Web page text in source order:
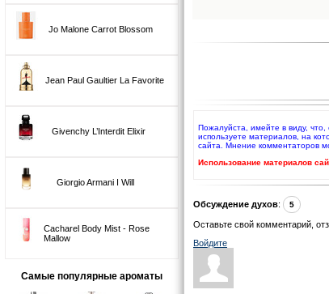
Jo Malone Carrot Blossom
Jean Paul Gaultier La Favorite
Givenchy L’Interdit Elixir
Giorgio Armani I Will
Cacharel Body Mist - Rose
Mallow
Самые популярные ароматы
Пожалуйста, имейте в виду,
используете материалов, на
сайта. Мнение комментаторов
Использование материалов
Обсуждение духов: 5
Оставьте свой комментарий,
Войдите